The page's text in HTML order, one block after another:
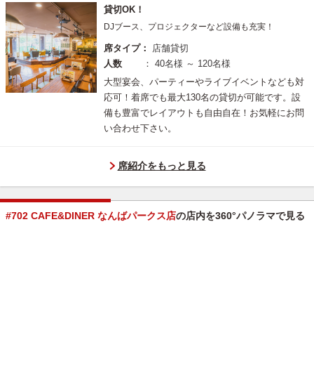
貸切OK！
DJブース、プロジェクターなど設備も充実！
席タイプ：
店舗貸切
人数
： 40名様 ～ 120名様
大型宴会、パーティーやライブイベントなども対
応可！着席でも最大130名の貸切が可能です。設
備も豊富でレイアウトも自由自在！お気軽にお問
い合わせ下さい。
席紹介をもっと見る
#702 CAFE&DINER なんばパークス店の店内を360°パノラマで見る